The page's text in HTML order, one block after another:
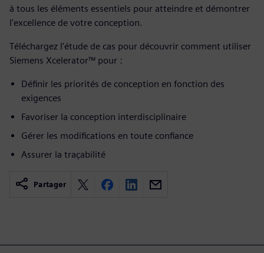
à tous les éléments essentiels pour atteindre et démontrer
l'excellence de votre conception.
Téléchargez l'étude de cas pour découvrir comment utiliser
Siemens Xcelerator™ pour :
Définir les priorités de conception en fonction des
exigences
Favoriser la conception interdisciplinaire
Gérer les modifications en toute confiance
Assurer la traçabilité
Partager